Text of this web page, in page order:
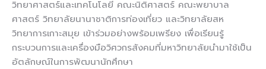
วิทยาศาสตร์และเทคโนโลยี คณะนิติศาสตร์ คณะพยาบาล
ศาสตร์ วิทยาลัยนานาชาติการท่องเที่ยว และวิทยาลัยสห
วิทยาการเกาะสมุย เข้าร่วมอย่างพร้อมเพรียง เพื่อเรียนรู้
กระบวนการและเครื่องมือวิศวกรสังคมที่มหาวิทยาลัยนำมาใช้เป็น
อัตลักษณ์ในการพัฒนานักศึกษา